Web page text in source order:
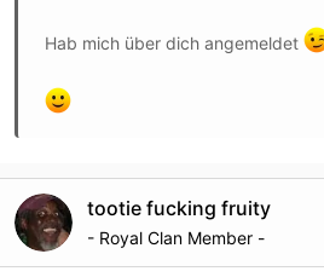
Hab mich über dich angemeldet
tootie fucking fruity
- Royal Clan Member -